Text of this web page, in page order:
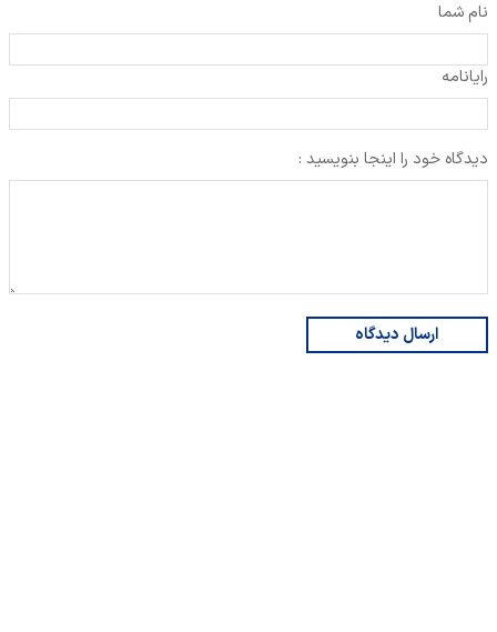
نام شما
رایانامه
دیدگاه خود را اینجا بنویسید :
ارسال دیدگاه